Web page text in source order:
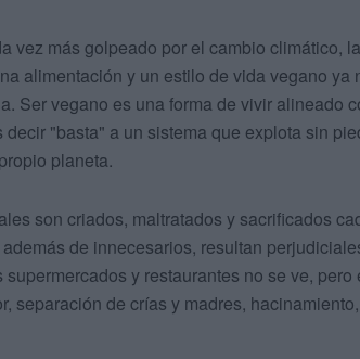
vez más golpeado por el cambio climático,
alimentación y un estilo de vida vegano
Ser vegano es una forma de vivir alineado
"basta" a un sistema que explota sin
planeta.
son criados, maltratados y sacrificados
de innecesarios, resultan
y restaurantes no se ve,
separación de crías y madres,